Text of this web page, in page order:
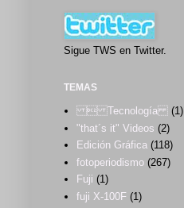
Sigue TWS en Twitter.
TEMAS
 Tecnología (1)
"that´s it" Videos (2)
Edición Gráfica (118)
fotoperiodismo (267)
Fuji (1)
fuji X-100F (1)